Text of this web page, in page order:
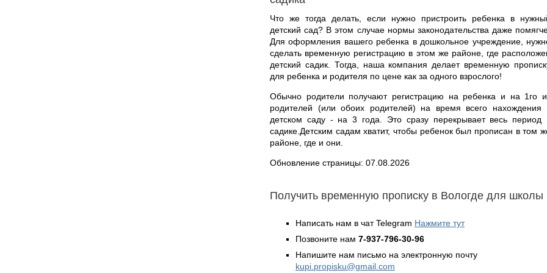
Что же тогда делать, если нужно пристроить ребенка в
детский сад? В этом случае нормы законодательства даже
Для оформления вашего ребенка в дошкольное учреждение,
сделать временную регистрацию в этом же районе, где
детский садик. Тогда, наша компания делает временную
для ребенка и родителя по цене как за одного взрослого!
Обычно родители получают регистрацию на ребенка и на 1го
родителей (или обоих родителей) на время всего нахождения
детском саду - на 3 года. Это сразу перекрывает весь период
садике.Детским садам хватит, чтобы ребенок был прописан в том
районе, где и они.
Обновление страницы: 07.08.2026
Получить временную прописку в Вологде для школы
Написать нам в чат Telegram Нажмите тут
Позвоните нам 7-937-796-30-96
Напишите нам письмо на электронную почту
kupi.propisku@gmail.com